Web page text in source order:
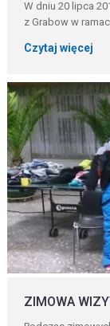
W dniu 20 lipca
z Grabow w
Czytaj więcej
ZIMOWA